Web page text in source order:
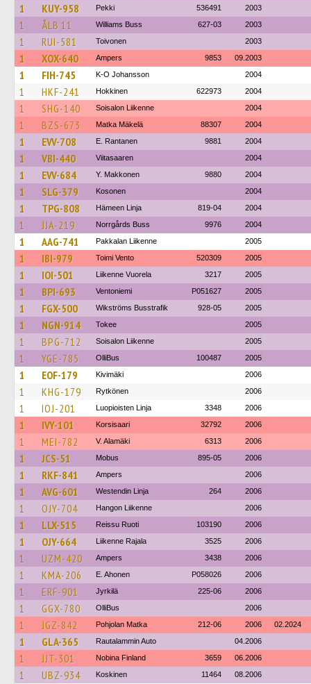
1 KUY-958 Pekki 536491 2003
1 ÅLB 11 Williams Buss 627-03 2003
1 RUI-581 Toivonen 2003
1 XOX-640 Ampers 9853 09.2003
1 FIH-745 K-O Johansson 2004
1 HKF-241 Hokkinen 622973 2004
1 SHG-140 Soisalon Liikenne 2004
1 BZS-673 Matka Mäkelä 88307 2004
1 EVV-708 E. Rantanen 9881 2004
1 VBI-440 Viitasaaren 2004
1 EVV-684 Y. Makkonen 9880 2004
1 SLG-379 Kosonen 2004
1 TPG-808 Hämeen Linja 819-04 2004
1 JJA-219 Norrgårds Buss 9976 2004
1 AAG-741 Pakkalan Liikenne 2005
1 IBI-979 Toimi Vento 520309 2005
1 IOI-501 Liikenne Vuorela 3217 2005
1 BPI-693 Ventoniemi P051627 2005
1 FGX-500 Wikströms Busstrafik 928-05 2005
1 NGN-914 Tokee 2005
1 BPG-712 Soisalon Liikenne 2005
1 YGE-785 OlliBus 100487 2005
1 EOF-179 Kivimäki 2006
1 KHG-179 Rytkönen 2006
1 IOJ-201 Luopioisten Linja 3348 2006
1 IVY-101 Korsisaari 32792 2006
1 MEI-782 V. Alamäki 6313 2006
1 JCS-51 Mobus 895-05 2006
1 RKF-841 Ampers 2006
1 AVG-601 Westendin Linja 264 2006
1 OJY-704 Hangon Liikenne 2006
1 LLX-515 Reissu Ruoti 103190 2006
1 OJY-664 Liikenne Rajala 3525 2006
1 UZM-420 Ampers 3438 2006
1 KMA-206 E. Ahonen P058026 2006
1 ERF-901 Jyrkilä 225-06 2006
1 GGX-780 OlliBus 2006
1 JGZ-842 Pohjolan Matka 212-06 2006 02.2024
1 GLA-365 Rautalammin Auto 04.2006
1 JJT-301 Nobina Finland 3659 06.2006
1 UBZ-934 Koskinen 11464 08.2006